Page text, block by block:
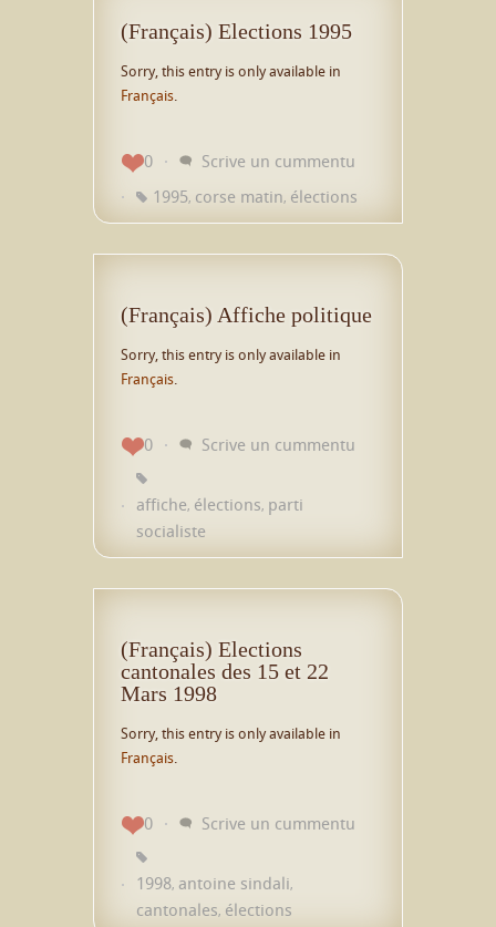
(Français) Elections 1995
Sorry, this entry is only available in
Français
0
Scrive un cummentu
1995, corse matin, élections
(Français) Affiche politique
Sorry, this entry is only available in
Français
0 Scrive un cummentu
affiche, élections, parti
socialiste
(Français) Elections
cantonales des 15 et 22
Mars 1998
Sorry, this entry is only available in
Français
0 Scrive un cummentu
1998, antoine sindali,
cantonales, élections